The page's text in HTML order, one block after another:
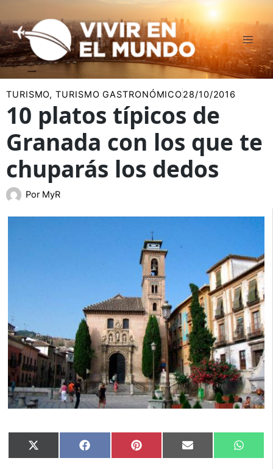
al
contenido
TURISMO,TURISMO GASTRONÓMICO28/10/2016
10 platos típicos de
Granada con los que te
chuparás los dedos
Por MyR
Compartir
en
X
(Twitter)
Compartir
en
Facebook Compartir
en
Pinterest Compartir
en
Email
en